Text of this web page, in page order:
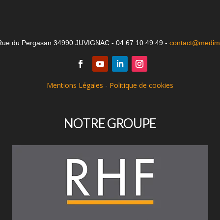
du Pergasan 34990 JUVIGNAC - 04 67 10 49 49 -
Mentions Légales - Politique de cookies
NOTRE GROUPE